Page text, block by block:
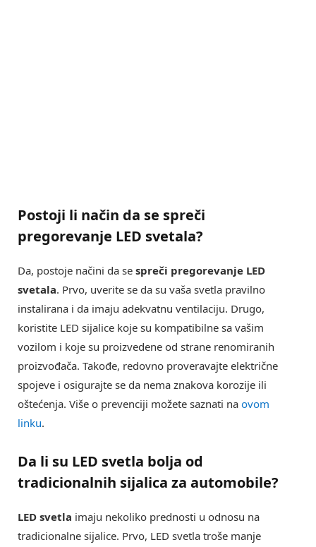
Postoji li način da se spreči
pregorevanje LED svetala?
Da, postoje načini da se spreči pregorevanje LED
svetala. Prvo, uverite se da su vaša svetla pravilno
instalirana i da imaju adekvatnu ventilaciju. Drugo,
koristite LED sijalice koje su kompatibilne sa vašim
vozilom i koje su proizvedene od strane renomiranih
proizvođača. Takođe, redovno proveravajte električne
spojeve i osigurajte se da nema znakova korozije ili
oštećenja. Više o prevenciji možete saznati na ovom
linku.
Da li su LED svetla bolja od
tradicionalnih sijalica za automobile?
LED svetla imaju nekoliko prednosti u odnosu na
tradicionalne sijalice. Prvo, LED svetla troše manje